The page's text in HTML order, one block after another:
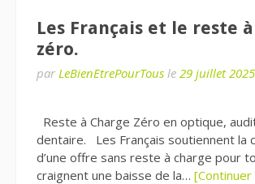
Les Français et le reste
zéro.
par LeBienEtrePourTous le 29 juillet 2025
Reste à Charge Zéro en optique,
dentaire. Les Français soutiennent la
d’une offre sans reste à charge pour
craignent une baisse de la…